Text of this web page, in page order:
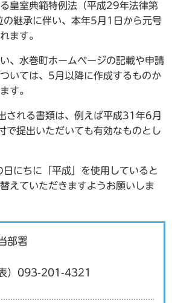
皇室典範特例法（平成29年法律第
継承に伴い、本年5月1日から元号
ます。
、水巻町ホームページの記載や申請
いては、5月以降に作成するものか
す。
される書類は、例えば平成31年6月
で提出いただいても有効なものとし
にちに「平成」を使用していると
えていただきますようお願いしま
部署
表）093-201-4321